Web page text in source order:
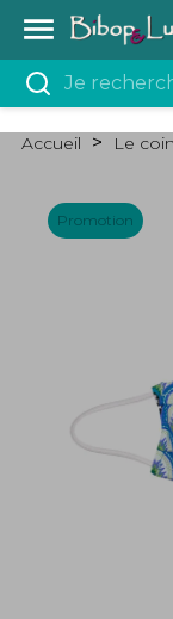

Accueil Le
Promotion